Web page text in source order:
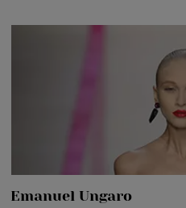
Emanuel Ungaro